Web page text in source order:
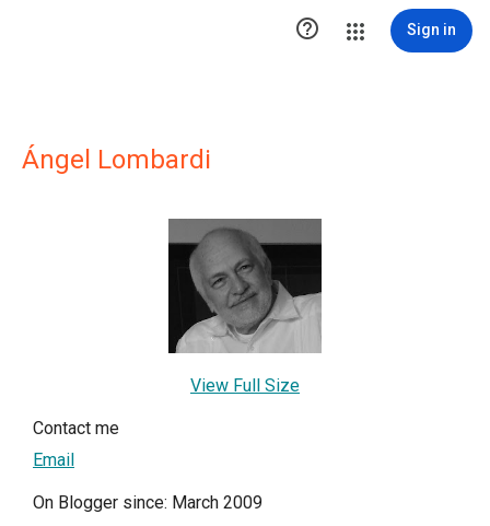
 Sign in
Ángel Lombardi
View Full Size
Contact me
Email
On Blogger since: March 2009